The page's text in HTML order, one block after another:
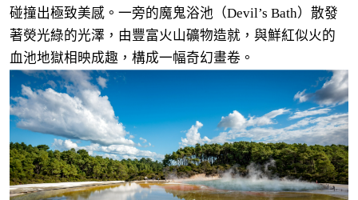
碰撞出極致美感。一旁的魔鬼浴池（Devil’s Bath）散發
著熒光綠的光澤，由豐富火山礦物造就，與鮮紅似火的
血池地獄相映成趣，構成一幅奇幻畫卷。